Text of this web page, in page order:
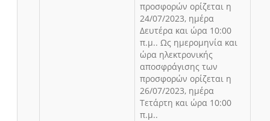
προσφορών ορίζεται η
24/07/2023, ημέρα
Δευτέρα και ώρα 10:00
π.μ.. Ως ημερομηνία και
ώρα ηλεκτρονικής
αποσφράγισης των
προσφορών ορίζεται η
26/07/2023, ημέρα
Τετάρτη και ώρα 10:00
π.μ..